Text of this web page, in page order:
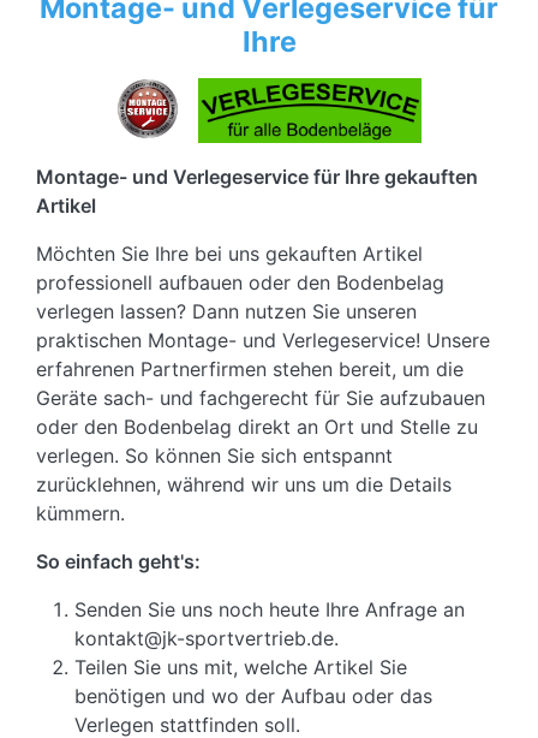
Montage- und Verlegeservice für
Ihre
Montage- und Verlegeservice für Ihre gekauften
Artikel
Möchten Sie Ihre bei uns gekauften Artikel
professionell aufbauen oder den Bodenbelag
verlegen lassen? Dann nutzen Sie unseren
praktischen Montage- und Verlegeservice! Unsere
erfahrenen Partnerfirmen stehen bereit, um die
Geräte sach- und fachgerecht für Sie aufzubauen
oder den Bodenbelag direkt an Ort und Stelle zu
verlegen. So können Sie sich entspannt
zurücklehnen, während wir uns um die Details
kümmern.
So einfach geht's:
Senden Sie uns noch heute Ihre Anfrage an
kontakt@jk-sportvertrieb.de.
Teilen Sie uns mit, welche Artikel Sie
benötigen und wo der Aufbau oder das
Verlegen stattfinden soll.